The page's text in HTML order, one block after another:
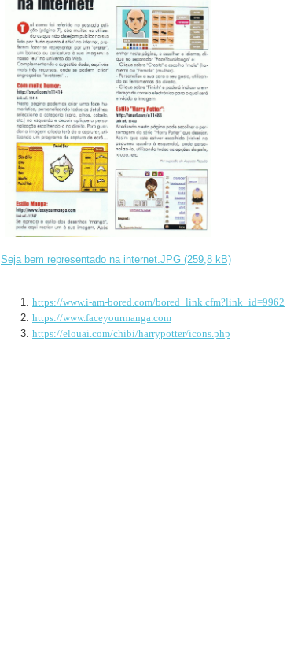
Seja bem representado na internet.JPG (259,8 kB)
https://www.i-am-bored.com/bored_link.cfm?link_id=9962
https://www.faceyourmanga.com
https://elouai.com/chibi/harrypotter/icons.php